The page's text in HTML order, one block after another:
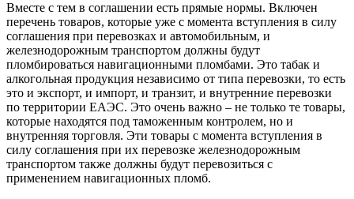
Вместе с тем в соглашении есть прямые нормы. Включен
перечень товаров, которые уже с момента вступления в силу
соглашения при перевозках и автомобильным, и
железнодорожным транспортом должны будут
пломбироваться навигационными пломбами. Это табак и
алкогольная продукция независимо от типа перевозки, то есть
это и экспорт, и импорт, и транзит, и внутренние перевозки
по территории ЕАЭС. Это очень важно – не только те товары,
которые находятся под таможенным контролем, но и
внутренняя торговля. Эти товары с момента вступления в
силу соглашения при их перевозке железнодорожным
транспортом также должны будут перевозиться с
применением навигационных пломб.